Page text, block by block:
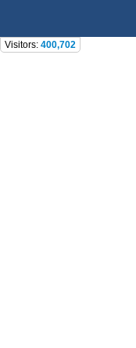
Visitors: 400,702